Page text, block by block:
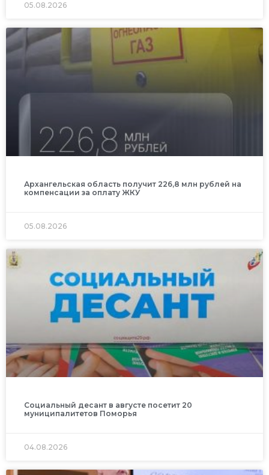
05.08.2026
Архангельская область получит 226,8 млн рублей на
компенсации за оплату ЖКУ
05.08.2026
Социальный десант в августе посетит 20
муниципалитетов Поморья
04.08.2026